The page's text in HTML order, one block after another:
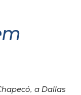
a Dallas